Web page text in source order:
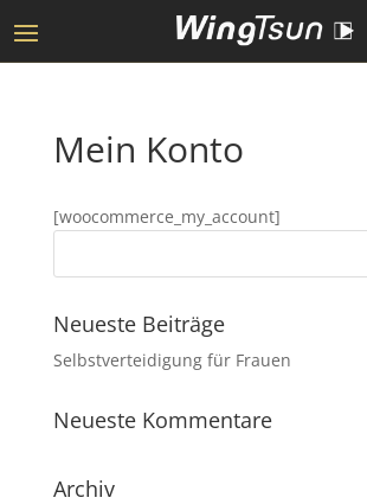
Mein Konto
[woocommerce_my_account]
Neueste Beiträge
Selbstverteidigung für Frauen
Neueste Kommentare
Archiv